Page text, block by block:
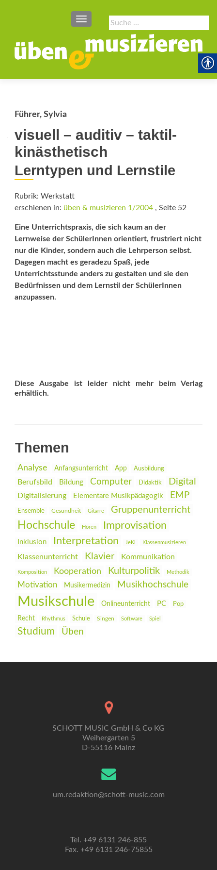
Suche
nach:
SCHALTE NAVIGATION
Führer, Sylvia
visuell – auditiv – taktil-
kinästhetisch
Lerntypen und Lernstile
Rubrik: Werkstatt
erschienen in: üben & musizieren 1/2004 , Seite 52
Eine Unterrichtspraxis, die sich kaum an der
Lernweise der SchülerInnen orientiert, frustriert nicht
nur die Kinder, sondern auch die Lehrperson selbst.
Dagegen macht es geradezu Spaß, jede
Unterrichtsstunde anders zu gestalten und sie den
Bedürfnissen und dem Lernstil der SchülerInnen
anzupassen.
Diese Ausgabe ist leider nicht mehr beim Verlag
erhältlich.
Themen
Analyse Anfangsunterricht App Ausbildung
Berufsbild Bildung Computer Didaktik Digital
Digitalisierung Elementare Musikpädagogik EMP
Ensemble Gesundheit Gitarre Gruppenunterricht
Hochschule Hören Improvisation
Inklusion Interpretation JeKi Klassenmusizieren
Klassenunterricht Klavier Kommunikation
Komposition Kooperation Kulturpolitik Methodik
Motivation Musikermedizin Musikhochschule
Musikschule Onlineunterricht PC Pop
Recht Rhythmus Schule Singen Software Spiel
Studium Üben
SCHOTT MUSIC GmbH & Co KG
Weihergarten 5
D-55116 Mainz
um.redaktion@schott-music.com
Tel. +49 6131 246-855
Fax. +49 6131 246-75855